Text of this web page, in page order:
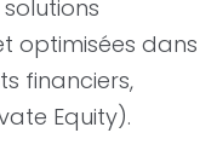
optimisées dans
financiers,
Equity).